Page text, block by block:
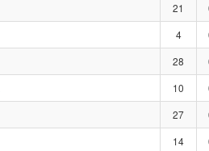
21
4
28
10
27
14